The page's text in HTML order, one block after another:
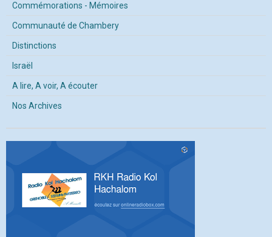
Commémorations - Mémoires
Communauté de Chambery
Distinctions
Israël
A lire, A voir, A écouter
Nos Archives